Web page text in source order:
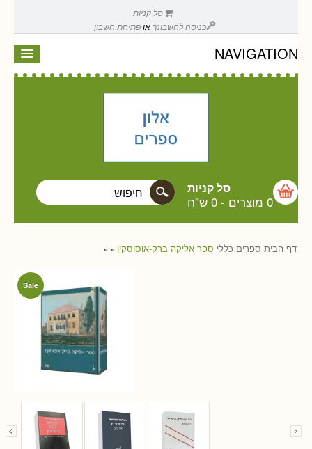
סל קניות
כניסה לחשבונך אופתיחת חשבון
NAVIGATION
סל קניות
0 מוצרים - 0 ש"ח
דף הבית » ספרים כללי » ספר אליקה ברק-אוסוסקין
Sale